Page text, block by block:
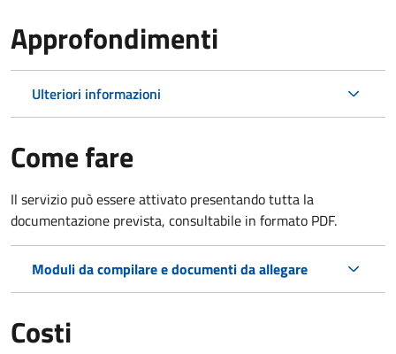
Approfondimenti
Ulteriori informazioni
Come fare
Il servizio può essere attivato presentando tutta la
documentazione prevista, consultabile in formato PDF.
Moduli da compilare e documenti da allegare
Costi